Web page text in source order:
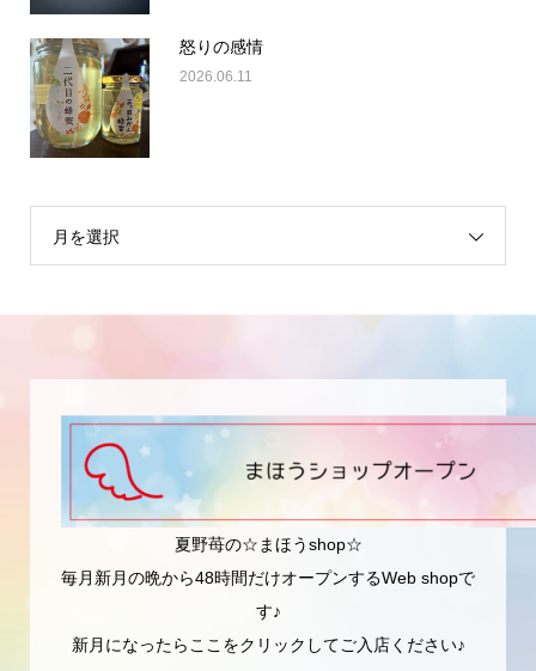
怒りの感情
2026.06.11
月を選択
夏野苺の☆まほうshop☆
毎月新月の晩から48時間だけオープンするWeb shopで
す♪
新月になったらここをクリックしてご入店ください♪